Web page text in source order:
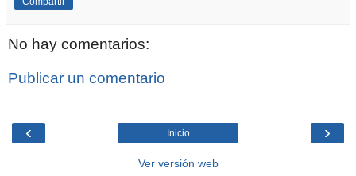
No hay comentarios:
Publicar un comentario
‹ ›
Inicio
Ver versión web